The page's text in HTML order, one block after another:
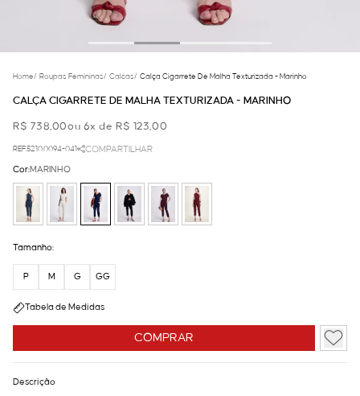
Home/ Roupas Femininas/ Calcas/ Calça Cigarrete De Malha Texturizada - Marinho
CALÇA CIGARRETE DE MALHA TEXTURIZADA - MARINHO
R$ 738,00ou 6x de R$ 123,00
REF.52.10.0094-041 COMPARTILHAR
COMPRAR
Cor:MARINHO
Tamanho:
P M G GG
Tabela de Medidas
Descrição